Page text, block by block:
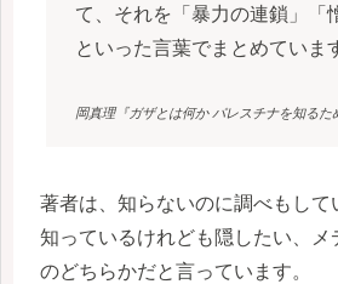
て、それを「暴力の連鎖」「
といった言葉でまとめていま
岡真理『ガザとは何か パレスチナを知るた
著者は、知らないのに調べもして
知っているけれども隠したい、メ
のどちらかだと言っています。